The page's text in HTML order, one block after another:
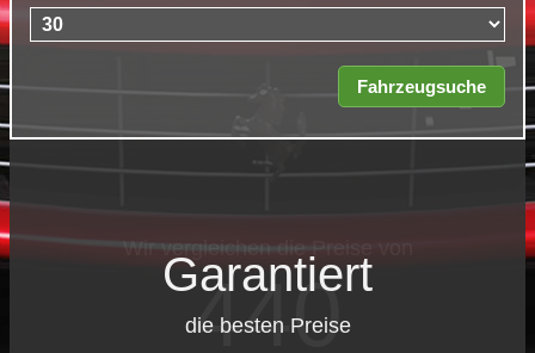
Garantiert
die besten Preise